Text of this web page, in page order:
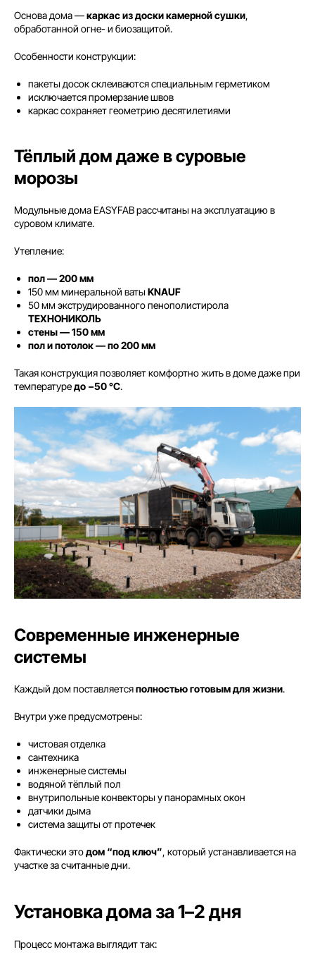
Основа дома —каркас из доски камерной сушки,
обработанной огне- и биозащитой.
Особенности конструкции:
пакеты досок склеиваются специальным герметиком
исключается промерзание швов
каркас сохраняет геометрию десятилетиями
Тёплый дом даже в суровые
морозы
Модульные дома EASYFAB рассчитаны на эксплуатацию в
суровом климате.
Утепление:
пол — 200 мм
150 мм минеральной ватыKNAUF
50 мм экструдированного пенополистирола
ТЕХНОНИКОЛЬ
стены — 150 мм
пол и потолок — по 200 мм
Такая конструкция позволяет комфортно жить в доме даже при
температуредо −50 °C.
Современные инженерные
системы
Каждый дом поставляетсяполностью готовым для жизни.
Внутри уже предусмотрены:
чистовая отделка
сантехника
инженерные системы
водяной тёплый пол
внутрипольные конвекторы у панорамных окон
датчики дыма
система защиты от протечек
Фактически этодом “под ключ”, который устанавливается на
участке за считанные дни.
Установка дома за 1–2 дня
Процесс монтажа выглядит так: